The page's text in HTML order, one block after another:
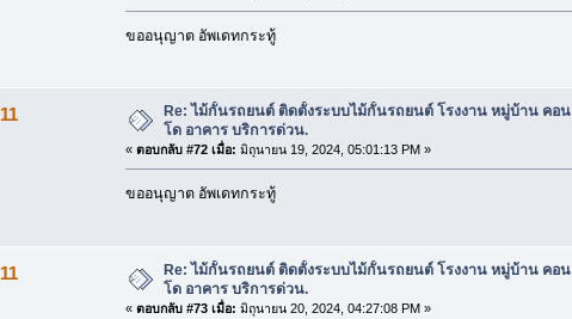
ขออนุญาต อัพเดทกระทู้
Re: ไม้กั้นรถยนต์ ติดตั้งระบบไม้กั้นรถยนต์ โรงงาน หมู่บ้าน คอน
โด อาคาร บริการด่วน.
« ตอบกลับ #72 เมื่อ: มิถุนายน 19, 2024, 05:01:13 PM »
ขออนุญาต อัพเดทกระทู้
Re: ไม้กั้นรถยนต์ ติดตั้งระบบไม้กั้นรถยนต์ โรงงาน หมู่บ้าน คอน
โด อาคาร บริการด่วน.
« ตอบกลับ #73 เมื่อ: มิถุนายน 20, 2024, 04:27:08 PM »